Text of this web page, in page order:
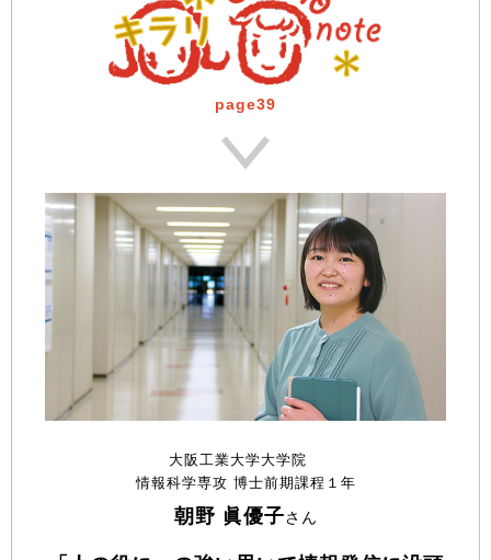
page39
大阪工業大学大学院
情報科学専攻 博士前期課程１年
朝野 眞優子さん